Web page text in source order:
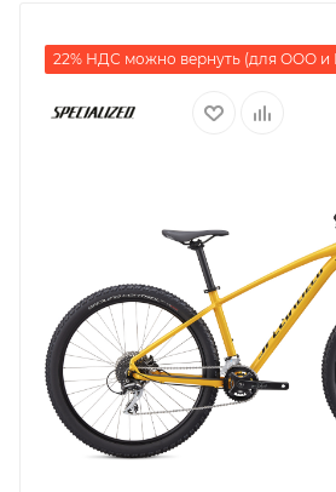
22% НДС можно вернуть (для ООО